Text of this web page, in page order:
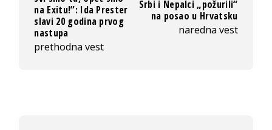
na Exitu!”: Ida Prester
slavi 20 godina prvog
nastupa
prethodna vest
Srbi i Nepalci „požurili“
na posao u Hrvatsku
naredna vest